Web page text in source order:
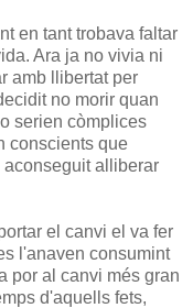
en tant trobava faltar
Ara ja no vivia ni
amb llibertat per
no morir quan
serien còmplices
conscients que
alliberar
el canvi el va fer
l'anaven consumint
por al canvi més gran
d'aquells fets,